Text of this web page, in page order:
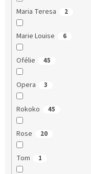
Maria Teresa 2
Marie Louise 6
Ofélie 45
Opera 3
Rokoko 45
Rose 20
Tom 1